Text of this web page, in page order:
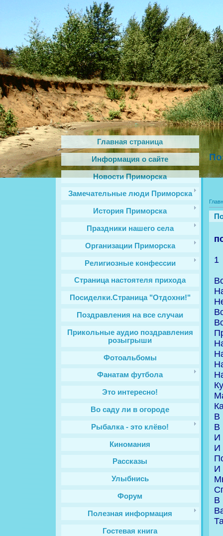
Главная страница
Информация о сайте
Новости Приморска
Замечательные люди Приморска
История Приморска
Праздники нашего села
Организации Приморска
Религиозные конфессии
Cтраница настоятеля прихода
Посиделки.Страница "Отдохни!"
Поздравления на все случаи
Прикольные аудио поздравления
розыгрыши
Фотоальбомы
Фанатам футбола
Это интересно!
Во саду ли в огороде
Рыбалка - это клёво!
Киномания
Рассказы
Улыбнись
Форум
Полезная информация
Гостевая книга
1
В
В
И
И
И
В